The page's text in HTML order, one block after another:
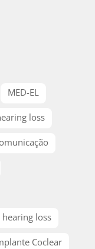
MED-EL
loss
loss
Coclear